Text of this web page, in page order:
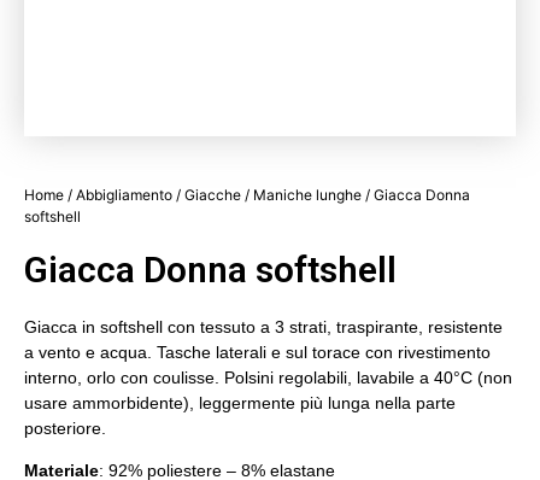
Home / Abbigliamento / Giacche / Maniche lunghe / Giacca Donna
softshell
Giacca Donna softshell
Giacca in softshell con tessuto a 3 strati, traspirante, resistente
a vento e acqua. Tasche laterali e sul torace con rivestimento
interno, orlo con coulisse. Polsini regolabili, lavabile a 40°C (non
usare ammorbidente), leggermente più lunga nella parte
posteriore.
Materiale: 92% poliestere – 8% elastane